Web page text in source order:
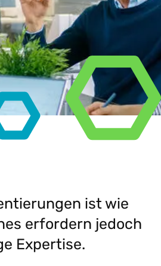
ist wie
erfordern jedoch
Expertise.